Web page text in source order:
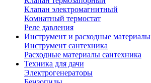
Клапан электромагнитный
Комнатный термостат
Реле давления
Инструмент и расходные материалы
Инструмент сантехника
Расходные материалы сантехника
Техника для дачи
Электрогенераторы